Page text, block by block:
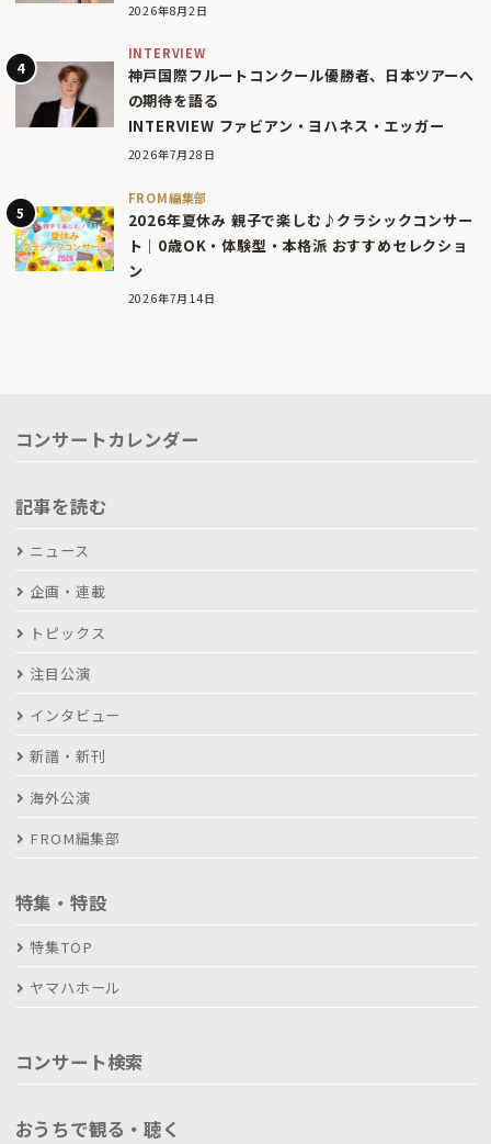
2026年8月2日
INTERVIEW
神戸国際フルートコンクール優勝者、日本ツアーへ
の期待を語る
INTERVIEW ファビアン・ヨハネス・エッガー
2026年7月28日
FROM編集部
2026年夏休み 親子で楽しむ♪クラシックコンサー
ト｜0歳OK・体験型・本格派 おすすめセレクショ
ン
2026年7月14日
コンサートカレンダー
記事を読む
ニュース
企画・連載
トピックス
注目公演
インタビュー
新譜・新刊
海外公演
FROM編集部
特集・特設
特集TOP
ヤマハホール
コンサート検索
おうちで観る・聴く